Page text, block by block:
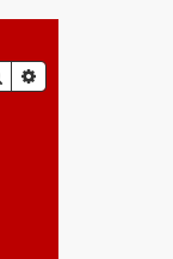
SØG